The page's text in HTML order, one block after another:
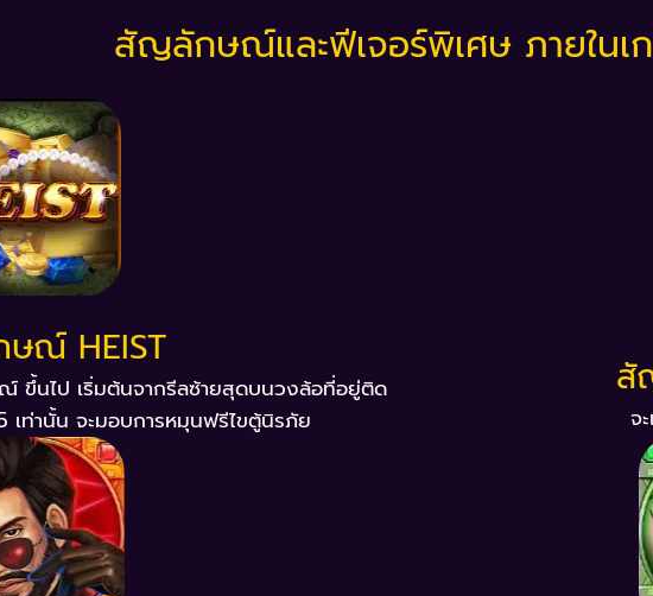
สัญลักษณ์และฟีเจอร์พิเศษ ภายในเ
ณ์ HEIST
นไป เริ่มต้นจากรีลซ้ายสุดบนวงล้อที่อยู่ติด
เท่านั้น จะมอบการหมุนฟรีไขตู้นิรภัย
สั
จ